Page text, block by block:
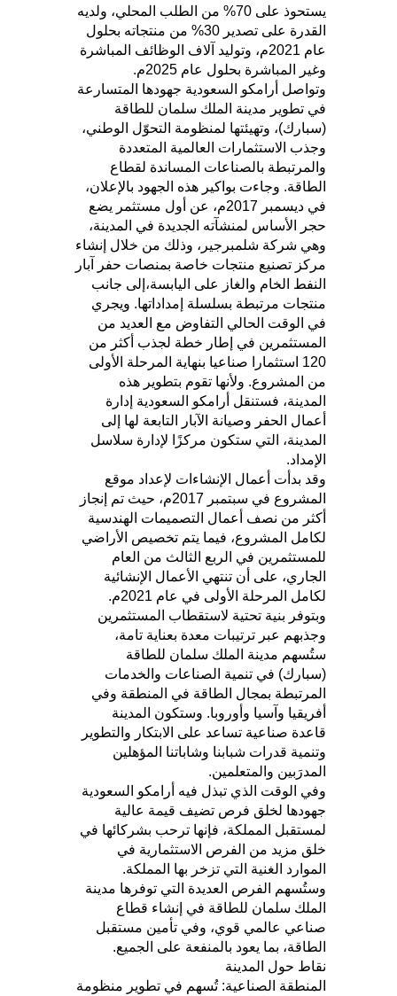
يستحوذ على 70% من الطلب المحلي، ولديه
القدرة على تصدير 30% من منتجاته بحلول
عام 2021م، وتوليد آلاف الوظائف المباشرة
وغير المباشرة بحلول عام 2025م.
وتواصل أرامكو السعودية جهودها المتسارعة
في تطوير مدينة الملك سلمان للطاقة
(سبارك)، وتهيئتها لمنظومة التحوّل الوطني،
وجذب الاستثمارات العالمية المتعددة
والمرتبطة بالصناعات المساندة لقطاع
الطاقة. وجاءت بواكير هذه الجهود بالإعلان،
في ديسمبر 2017م، عن أول مستثمر يضع
حجر الأساس لمنشآته الجديدة في المدينة،
وهي شركة شلمبرجير، وذلك من خلال إنشاء
مركز تصنيع منتجات خاصة بمنصات حفر آبار
النفط الخام والغاز على اليابسة،إلى جانب
منتجات مرتبطة بسلسلة إمداداتها. ويجري
في الوقت الحالي التفاوض مع العديد من
المستثمرين في إطار خطة لجذب أكثر من
120 استثمارا صناعيا بنهاية المرحلة الأولى
من المشروع. ولأنها تقوم بتطوير هذه
المدينة، فستنقل أرامكو السعودية إدارة
أعمال الحفر وصيانة الآبار التابعة لها إلى
المدينة، التي ستكون مركزًا لإدارة سلاسل
الإمداد.
وقد بدأت أعمال الإنشاءات لإعداد موقع
المشروع في سبتمبر 2017م، حيث تم إنجاز
أكثر من نصف أعمال التصميمات الهندسية
لكامل المشروع، فيما يتم تخصيص الأراضي
للمستثمرين في الربع الثالث من العام
الجاري، على أن تنتهي الأعمال الإنشائية
لكامل المرحلة الأولى في عام 2021م.
وبتوفر بنية تحتية لاستقطاب المستثمرين
وجذبهم عبر ترتيبات معدة بعناية تامة،
ستُسهم مدينة الملك سلمان للطاقة
(سبارك) في تنمية الصناعات والخدمات
المرتبطة بمجال الطاقة في المنطقة وفي
أفريقيا وآسيا وأوروبا. وستكون المدينة
قاعدة صناعية تساعد على الابتكار والتطوير
وتنمية قدرات شبابنا وشاباتنا المؤهلين
المدرَبين والمتعلمين.
وفي الوقت الذي تبذل فيه أرامكو السعودية
جهودها لخلق فرص تضيف قيمة عالية
لمستقبل المملكة، فإنها ترحب بشركائها في
خلق مزيد من الفرص الاستثمارية في
الموارد الغنية التي تزخر بها المملكة.
وستُسهم الفرص العديدة التي توفرها مدينة
الملك سلمان للطاقة في إنشاء قطاع
صناعي عالمي قوي، وفي تأمين مستقبل
الطاقة، بما يعود بالمنفعة على الجميع.
نقاط حول المدينة
المنطقة الصناعية: تُسهم في تطوير منظومة